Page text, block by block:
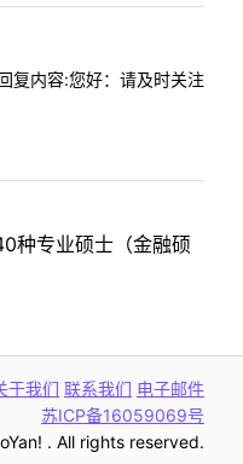
复内容:您好：请及时关注
种专业硕士（金融硕
于我们 联系我们 电子邮件
苏ICP备16059069号
. All rights reserved.